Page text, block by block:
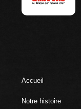
Accueil
Notre histoire